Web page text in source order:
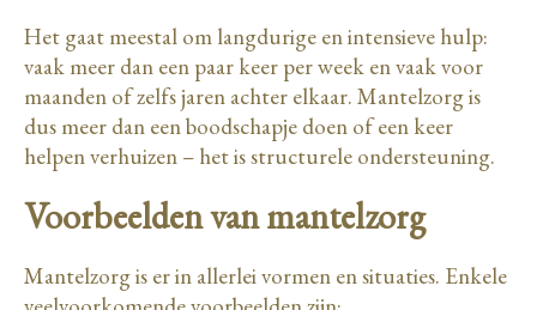
Het gaat meestal om langdurige en intensieve hulp:
vaak meer dan een paar keer per week en vaak voor
maanden of zelfs jaren achter elkaar. Mantelzorg is
dus meer dan een boodschapje doen of een keer
helpen verhuizen – het is structurele ondersteuning.
Voorbeelden van mantelzorg
Mantelzorg is er in allerlei vormen en situaties. Enkele